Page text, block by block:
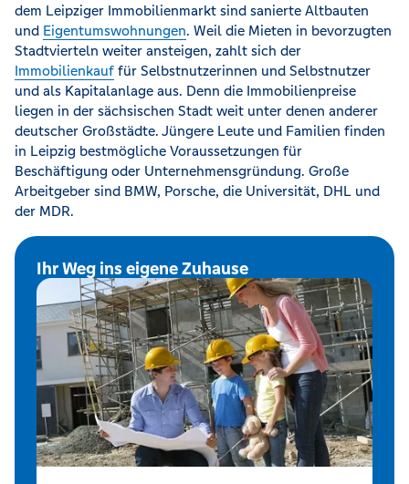
dem Leipziger Immobilienmarkt sind sanierte Altbauten
und Eigentumswohnungen. Weil die Mieten in bevorzugten
Stadtvierteln weiter ansteigen, zahlt sich der
Immobilienkauf für Selbstnutzerinnen und Selbstnutzer
und als Kapitalanlage aus. Denn die Immobilienpreise
liegen in der sächsischen Stadt weit unter denen anderer
deutscher Großstädte. Jüngere Leute und Familien finden
in Leipzig bestmögliche Voraussetzungen für
Beschäftigung oder Unternehmensgründung. Große
Arbeitgeber sind BMW, Porsche, die Universität, DHL und
der MDR.
Ihr Weg ins eigene Zuhause